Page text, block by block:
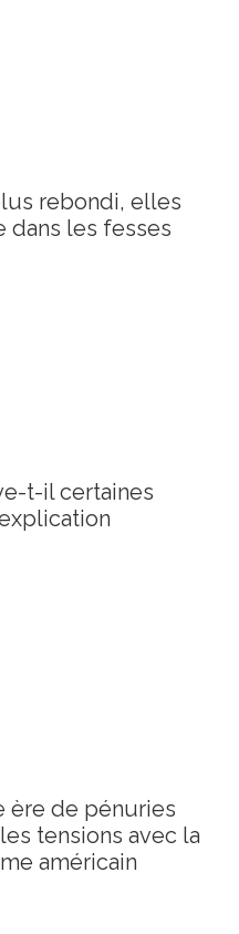
rebondi, elles
dans les fesses
t-il certaines
ère de pénuries
tensions avec la
américain